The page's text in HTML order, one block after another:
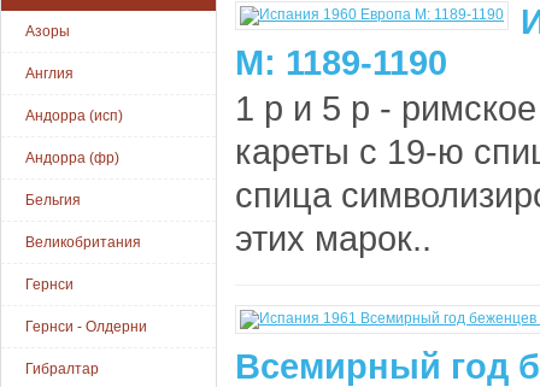
Азоры
Англия
Андорра (исп)
Андорра (фр)
Бельгия
Великобритания
Гернси
Гернси - Олдерни
Гибралтар
М: 1189-1190
1 р и 5 р -
кареты с 19-ю
спица
этих марок..
Всемирный год